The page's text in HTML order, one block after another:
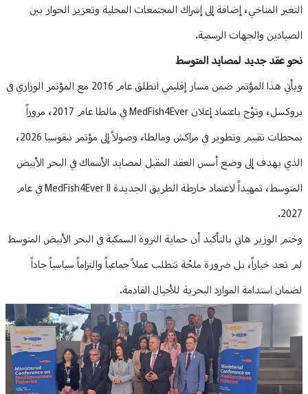
التغير المناخي، إضافة إلى إشراك المجتمعات المحلية وتعزيز الحوار بين
الصيادين والجهات الرسمية.
نحو عقد جديد لمصايد المتوسط
ويأتي هذا المؤتمر ضمن مسار إقليمي انطلق عام 2016 مع المؤتمر الوزاري في
بروكسل، وتوّج باعتماد إعلان MedFish4Ever في مالطا عام 2017، مروراً
بمحطات تقييم وتطوير في مراكش ومالطا، وصولاً إلى مؤتمر نيقوسيا 2026،
الذي يهدف إلى وضع أسس العقد المقبل لمصايد الأسماك في البحر الأبيض
المتوسط، تمهيداً لاعتماد خارطة الطريق الجديدة MedFish4Ever II في عام
2027.
وختم الوزير هاني بالتأكيد أن حماية الثروة السمكية في البحر الأبيض المتوسط
لم تعد خياراً، بل ضرورة ملحّة تتطلب عملاً جماعياً والتزاماً سياسياً جاداً
لضمان استدامة الموارد البحرية للأجيال القادمة.